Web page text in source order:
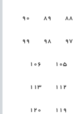
88
89
90
97
98
99
105
106
112
113
119
120